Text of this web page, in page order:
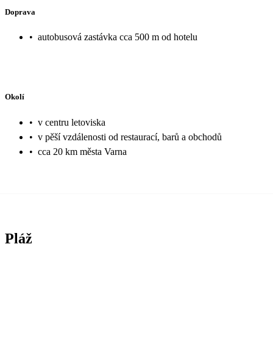
Doprava
• autobusová zastávka cca 500 m od hotelu
Okolí
• v centru letoviska
• v pěší vzdálenosti od restaurací, barů a obchodů
• cca 20 km města Varna
Pláž